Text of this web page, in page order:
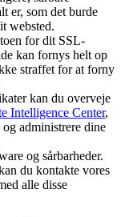
er, som det burde
websted.
for dit SSL-
kan fornys helt op
straffet for at forny
kan du overveje
Intelligence Center,
administrere dine
og sårbarheder.
du kontakte vores
alle disse